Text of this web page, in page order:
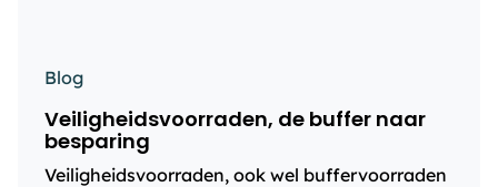
Blog
Veiligheidsvoorraden, de buffer naar
besparing
Veiligheidsvoorraden, ook wel buffervoorraden